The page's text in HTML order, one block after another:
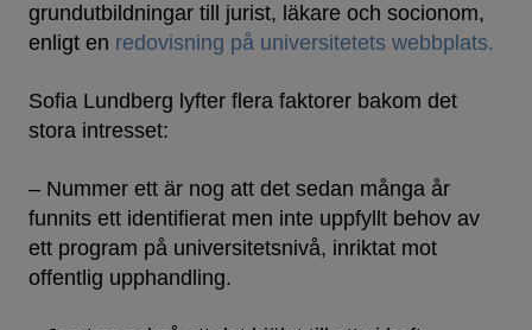
grundutbildningar till jurist, läkare och socionom,
enligt en redovisning på universitetets webbplats.
Sofia Lundberg lyfter flera faktorer bakom det
stora intresset:
– Nummer ett är nog att det sedan många år
funnits ett identifierat men inte uppfyllt behov av
ett program på universitetsnivå, inriktat mot
offentlig upphandling.